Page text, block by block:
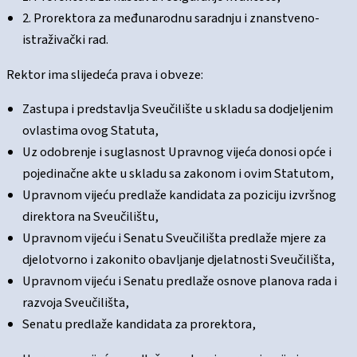
2. Prorektora za međunarodnu saradnju i znanstveno-
istraživački rad.
Rektor ima slijedeća prava i obveze:
Zastupa i predstavlja Sveučilište u skladu sa dodjeljenim
ovlastima ovog Statuta,
Uz odobrenje i suglasnost Upravnog vijeća donosi opće i
pojedinačne akte u skladu sa zakonom i ovim Statutom,
Upravnom vijeću predlaže kandidata za poziciju izvršnog
direktora na Sveučilištu,
Upravnom vijeću i Senatu Sveučilišta predlaže mjere za
djelotvorno i zakonito obavljanje djelatnosti Sveučilišta,
Upravnom vijeću i Senatu predlaže osnove planova rada i
razvoja Sveučilišta,
Senatu predlaže kandidata za prorektora,